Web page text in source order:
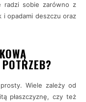
radzi sobie zarówno z
opadami deszczu oraz
Wiele zależy od
płaszczyznę, czy też